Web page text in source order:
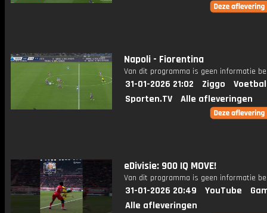
Napoli - Fiorentina
Van dit programma is geen informatie
31-01-2026 21:02 Ziggo
Sporten.TV
Alle afleveringen
eDivisie: 900 IQ MOVE!
Van dit programma is geen informatie
31-01-2026 20:49 YouTube
Alle afleveringen